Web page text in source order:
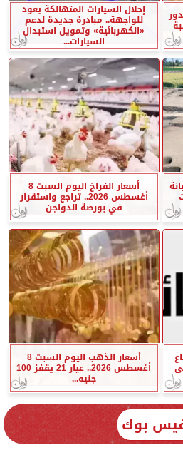
إحلال السيارات المتهالكة يعود
للواجهة.. مبادرة جديدة لدعم
«الكهربائية» وتمويل استبدال
السيارات...
أسعار الفراخ اليوم السبت 8
أغسطس 2026.. تراجع واستقرار
في بورصة الدواجن
أسعار الذهب اليوم السبت 8
أغسطس 2026.. عيار 21 يقفز 100
جنيه...
بوك